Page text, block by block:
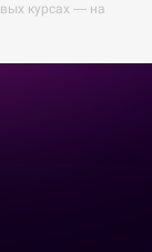
курсах — на